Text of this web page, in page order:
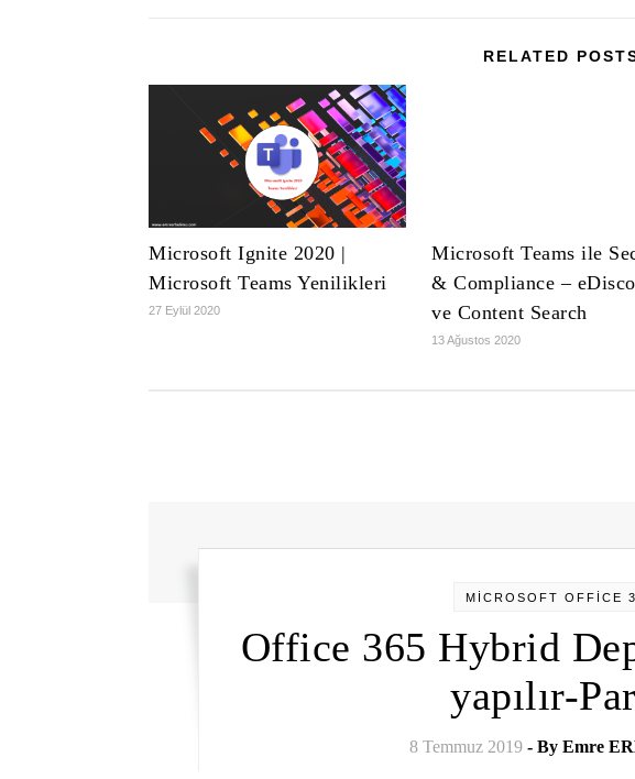
RELATED
Microsoft Ignite 2020 |
Microsoft Teams Yenilikleri
27 Eylül 2020
Microsoft Teams ile
& Compliance –
ve Content Search
13 Ağustos 2020
MİCROSOFT OFFİCE
Office 365 Hybrid
yapılır-
8 Temmuz 2019 - ByEmre